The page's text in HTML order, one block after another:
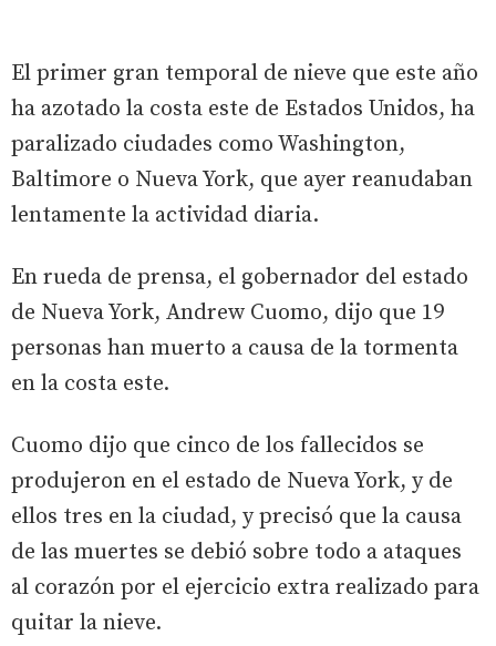
El primer gran temporal de nieve que este año
ha azotado la costa este de Estados Unidos, ha
paralizado ciudades como Washington,
Baltimore o Nueva York, que ayer reanudaban
lentamente la actividad diaria.
En rueda de prensa, el gobernador del estado
de Nueva York, Andrew Cuomo, dijo que 19
personas han muerto a causa de la tormenta
en la costa este.
Cuomo dijo que cinco de los fallecidos se
produjeron en el estado de Nueva York, y de
ellos tres en la ciudad, y precisó que la causa
de las muertes se debió sobre todo a ataques
al corazón por el ejercicio extra realizado para
quitar la nieve.